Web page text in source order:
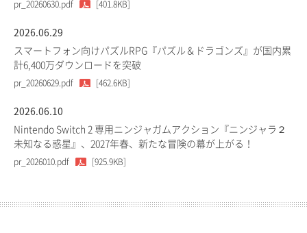
pr_20260630.pdf [401.8KB]
2026.06.29
スマートフォン向けパズルRPG『パズル＆ドラゴンズ』が国内累
計6,400万ダウンロードを突破
pr_20260629.pdf [462.6KB]
2026.06.10
Nintendo Switch 2 専用ニンジャガムアクション『ニンジャラ２
未知なる惑星』、2027年春、新たな冒険の幕が上がる！
pr_2026010.pdf [925.9KB]